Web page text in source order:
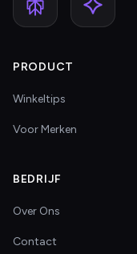
PRODUCT
Winkeltips
Voor Merken
BEDRIJF
Over Ons
Contact